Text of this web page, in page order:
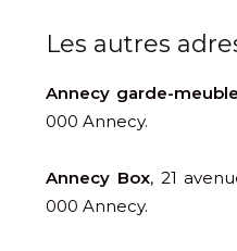
Les autres
Annecy garde-meuble
000 Annecy.
Annecy Box, 21
000 Annecy.